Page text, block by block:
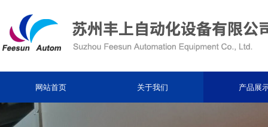
网站首页 关于我们 产品展